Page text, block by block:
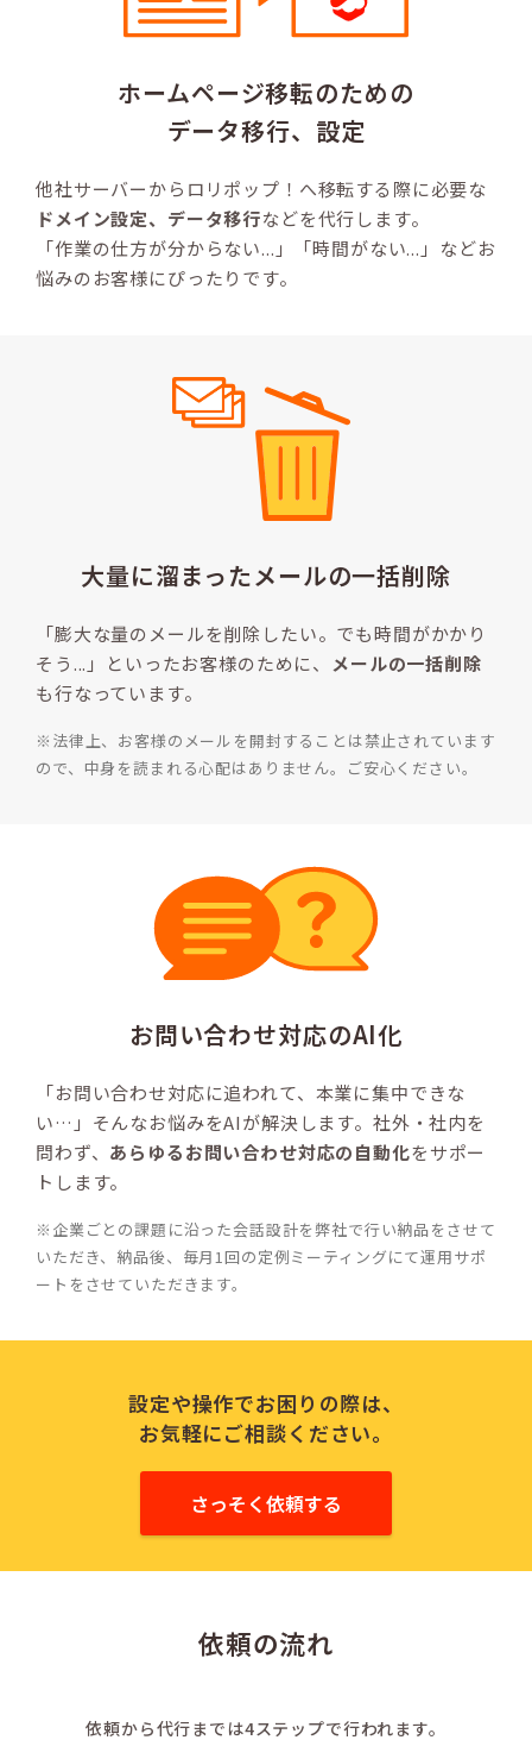
ホームページ移転のための
データ移行、設定
他社サーバーからロリポップ！へ移転する際に必要な
ドメイン設定、データ移行などを代行します。
「作業の仕方が分からない...」「時間がない...」などお
悩みのお客様にぴったりです。
大量に溜まったメールの一括削除
「膨大な量のメールを削除したい。でも時間がかかり
そう...」といったお客様のために、 メールの一括削除
も行なっています。
※法律上、お客様のメールを開封することは禁止されています
ので、中身を読まれる心配はありません。
ご安心ください。
お問い合わせ対応のAI化
「お問い合わせ対応に追われて、本業に集中できな
い…」そんなお悩みをAIが解決します。社外・社内を
問わず、 あらゆるお問い合わせ対応の自動化をサポー
トします。
※企業ごとの課題に沿った会話設計を弊社で行い納品をさせて
いただき、納品後、毎月1回の定例ミーティングにて運用サポ
ートをさせていただきます。
設定や操作でお困りの際は、
お気軽にご相談ください。
さっそく依頼する
依頼の流れ
依頼から代行までは4ステップで行われます。